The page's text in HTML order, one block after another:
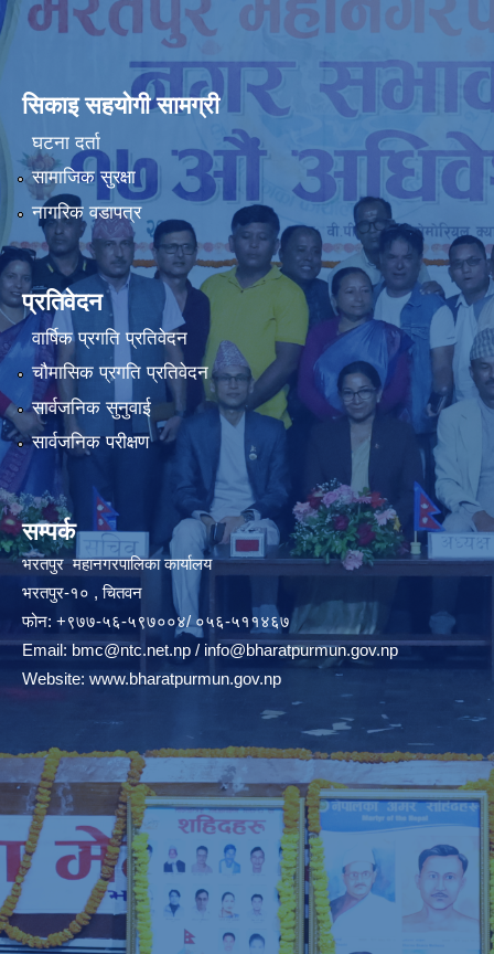
सिकाइ सहयोगी सामग्री
घटना दर्ता
सामाजिक सुरक्षा
नागरिक वडापत्र
प्रतिवेदन
वार्षिक प्रगति प्रतिवेदन
चौमासिक प्रगति प्रतिवेदन
सार्वजनिक सुनुवाई
सार्वजनिक परीक्षण
सम्पर्क
भरतपुर महानगरपालिका कार्यालय
भरतपुर-१० , चितवन
फोन: +९७७-५६-५९७००४/ ०५६-५११४६७
Email:bmc@ntc.net.np / info@bharatpurmun.gov.np
Website: www.bharatpurmun.gov.np